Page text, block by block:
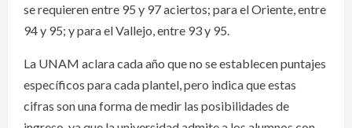
se requieren entre 95 y 97 aciertos; para el Oriente, entre
94 y 95; y para el Vallejo, entre 93 y 95.
La UNAM aclara cada año que no se establecen puntajes
específicos para cada plantel, pero indica que estas
cifras son una forma de medir las posibilidades de